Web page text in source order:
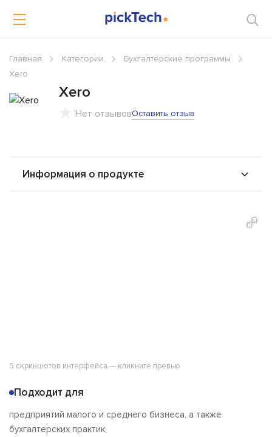
Главная Категории
Бухгалтерские программы
Xero
Xero
Нет отзывовОставить отзыв
Информация о продукте
5 скриншотов интерфейса — кликните превью
Подходит для
предприятий малого и среднего бизнеса, а также
бухгалтерских практик